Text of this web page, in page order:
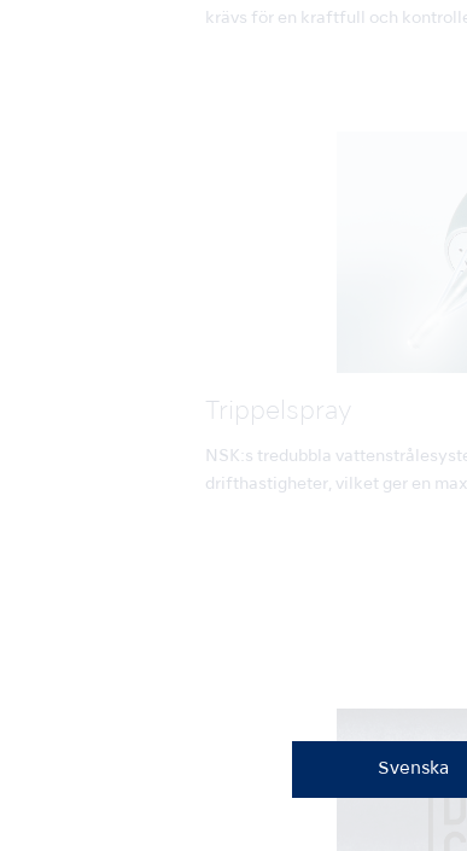
Svenska
krävs för en kraftfull och
Trippelspray
NSK:s tredubbla
drifthastigheter, vilket ger en